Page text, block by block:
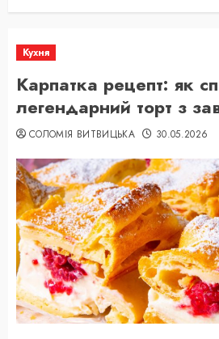
Кухня
Карпатка рецепт: як
легендарний торт з
СОЛОМІЯ ВИТВИЦЬКА 30.05.2026